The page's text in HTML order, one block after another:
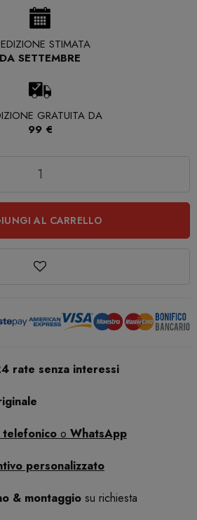
STIMATA
DA SETTEMBRE
GRATUITA DA
99 €
AL CARRELLO
rate senza interessi
o WhatsApp
personalizzato
& montaggio su richiesta